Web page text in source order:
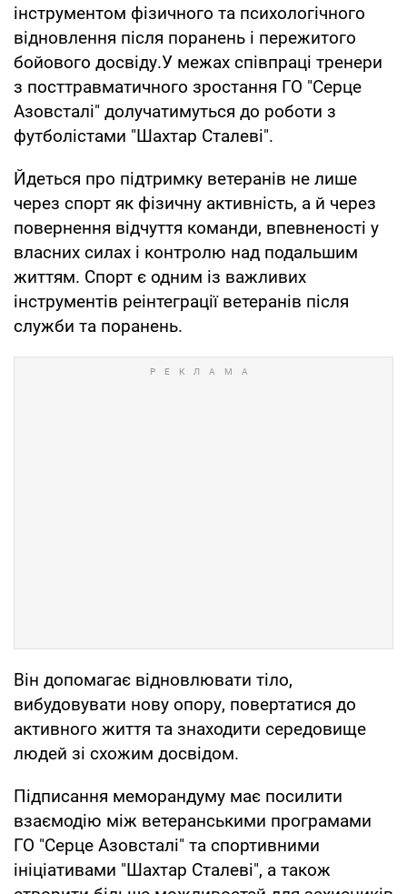
інструментом фізичного та психологічного
відновлення після поранень і пережитого
бойового досвіду.У межах співпраці тренери
з посттравматичного зростання ГО "Серце
Азовсталі" долучатимуться до роботи з
футболістами "Шахтар Сталеві".
Йдеться про підтримку ветеранів не лише
через спорт як фізичну активність, а й через
повернення відчуття команди, впевненості у
власних силах і контролю над подальшим
життям. Спорт є одним із важливих
інструментів реінтеграції ветеранів після
служби та поранень.
Він допомагає відновлювати тіло,
вибудовувати нову опору, повертатися до
активного життя та знаходити середовище
людей зі схожим досвідом.
Підписання меморандуму має посилити
взаємодію між ветеранськими програмами
ГО "Серце Азовсталі" та спортивними
ініціативами "Шахтар Сталеві", а також